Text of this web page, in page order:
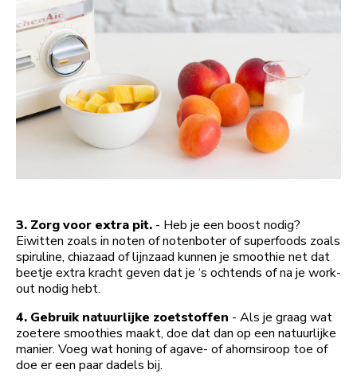
3. Zorg voor extra pit. - Heb je een boost nodig?
Eiwitten zoals in noten of notenboter of superfoods zoals
spiruline, chiazaad of lijnzaad kunnen je smoothie net dat
beetje extra kracht geven dat je ‘s ochtends of na je work-
out nodig hebt.
4. Gebruik natuurlijke zoetstoffen - Als je graag wat
zoetere smoothies maakt, doe dat dan op een natuurlijke
manier. Voeg wat honing of agave- of ahornsiroop toe of
doe er een paar dadels bij.